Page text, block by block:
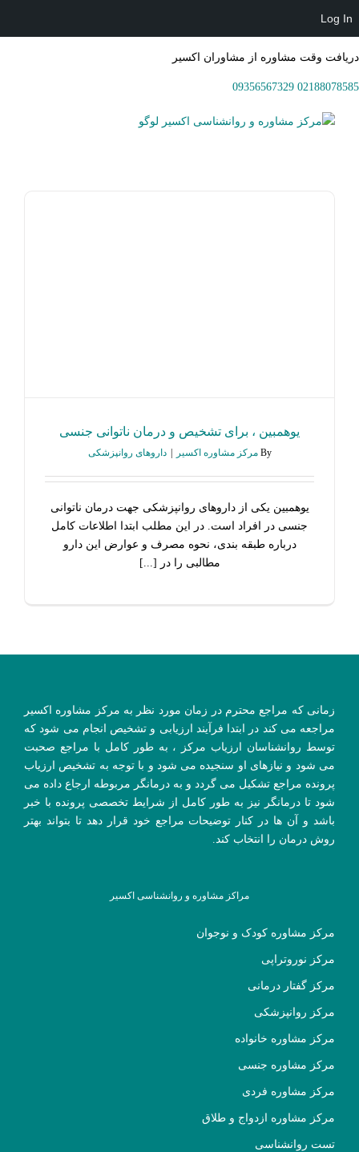
دریافت وقت مشاوره از مشاوران اکسیر
02188078585
09356567329
Log In
یوهمبین ، برای تشخیص و درمان ناتوانی جنسی
By مرکز مشاوره اکسیر داروهای روانپزشکی
یوهمبین یکی از داروهای روانپزشکی جهت درمان ناتوانی
جنسی در افراد است. در این مطلب ابتدا اطلاعات کامل
درباره طبقه بندی، نحوه مصرف و عوارض این دارو
مطالبی را در [...]
زمانی که مراجع محترم در زمان مورد نظر به مرکز مشاوره اکسیر
مراجعه می کند در ابتدا فرآیند ارزیابی و تشخیص انجام می شود که
توسط روانشناسان ارزیاب مرکز ، به طور کامل با مراجع صحبت
می شود و نیازهای او سنجیده می شود و با توجه به تشخیص ارزیاب
پرونده مراجع تشکیل می گردد و به درمانگر مربوطه ارجاع داده می
شود تا درمانگر نیز به طور کامل از شرایط تخصصی پرونده با خبر
باشد و آن ها در کنار توضیحات مراجع خود قرار دهد تا بتواند بهتر
روش درمان را انتخاب کند.
مراکز مشاوره و روانشناسی اکسیر
مرکز مشاوره کودک و نوجوان
مرکز نوروتراپی
مرکز گفتار درمانی
مرکز روانپزشکی
مرکز مشاوره خانواده
مرکز مشاوره جنسی
مرکز مشاوره فردی
مرکز مشاوره ازدواج و طلاق
تست روانشناسی